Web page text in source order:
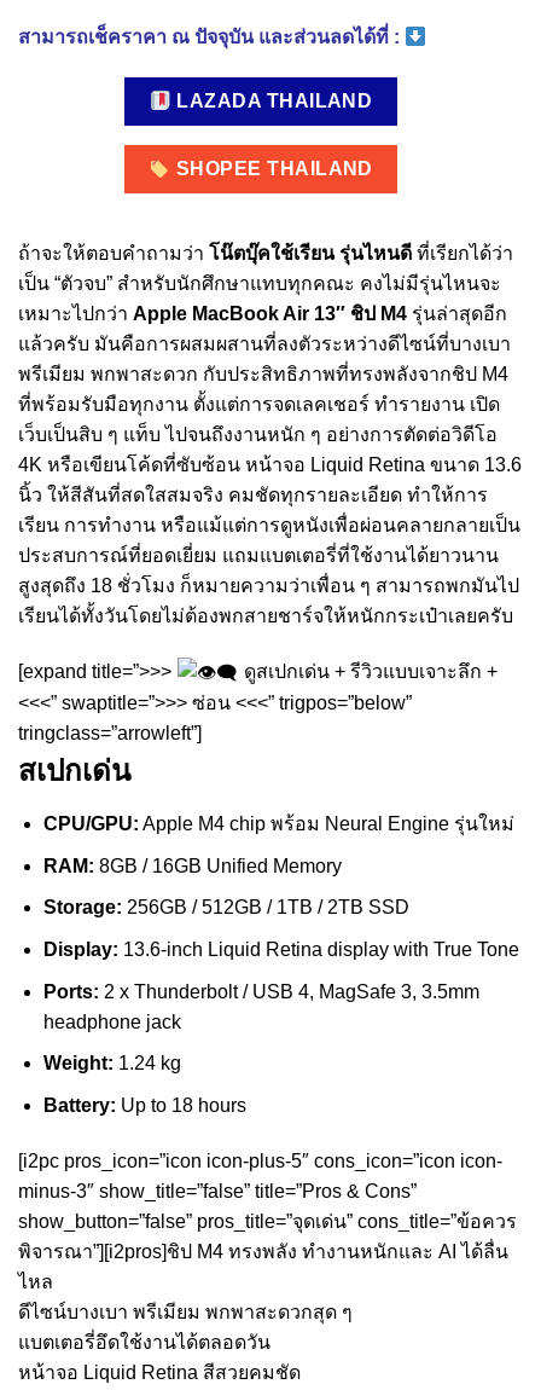
สามารถเช็คราคา ณ ปัจจุบัน และส่วนลดได้ที่ :
LAZADA THAILAND
SHOPEE THAILAND
ถ้าจะให้ตอบคำถามว่า โน๊ตบุ๊คใช้เรียน รุ่นไหนดี ที่เรียกได้ว่า
เป็น “ตัวจบ” สำหรับนักศึกษาแทบทุกคณะ คงไม่มีรุ่นไหนจะ
เหมาะไปกว่า Apple MacBook Air 13″ ชิป M4 รุ่นล่าสุดอีก
แล้วครับ มันคือการผสมผสานที่ลงตัวระหว่างดีไซน์ที่บางเบา
พรีเมียม พกพาสะดวก กับประสิทธิภาพที่ทรงพลังจากชิป M4
ที่พร้อมรับมือทุกงาน ตั้งแต่การจดเลคเชอร์ ทำรายงาน เปิด
เว็บเป็นสิบ ๆ แท็บ ไปจนถึงงานหนัก ๆ อย่างการตัดต่อวิดีโอ
4K หรือเขียนโค้ดที่ซับซ้อน หน้าจอ Liquid Retina ขนาด 13.6
นิ้ว ให้สีสันที่สดใสสมจริง คมชัดทุกรายละเอียด ทำให้การ
เรียน การทำงาน หรือแม้แต่การดูหนังเพื่อผ่อนคลายกลายเป็น
ประสบการณ์ที่ยอดเยี่ยม แถมแบตเตอรี่ที่ใช้งานได้ยาวนาน
สูงสุดถึง 18 ชั่วโมง ก็หมายความว่าเพื่อน ๆ สามารถพกมันไป
เรียนได้ทั้งวันโดยไม่ต้องพกสายชาร์จให้หนักกระเป๋าเลยครับ
[expand title=”>>>
ดูสเปกเด่น + รีวิวแบบเจาะลึก +
<<<” swaptitle=”>>> ซ่อน <<<” trigpos=”below”
tringclass=”arrowleft”]
สเปกเด่น
CPU/GPU: Apple M4 chip พร้อม Neural Engine รุ่นใหม่
RAM: 8GB / 16GB Unified Memory
Storage: 256GB / 512GB / 1TB / 2TB SSD
Display: 13.6-inch Liquid Retina display with True Tone
Ports: 2 x Thunderbolt / USB 4, MagSafe 3, 3.5mm
headphone jack
Weight: 1.24 kg
Battery: Up to 18 hours
[i2pc pros_icon=”icon icon-plus-5″ cons_icon=”icon icon-
minus-3″ show_title=”false” title=”Pros & Cons”
show_button=”false” pros_title=”จุดเด่น” cons_title=”ข้อควร
พิจารณา”][i2pros]ชิป M4 ทรงพลัง ทำงานหนักและ AI ได้ลื่น
ไหล
ดีไซน์บางเบา พรีเมียม พกพาสะดวกสุด ๆ
แบตเตอรี่อึดใช้งานได้ตลอดวัน
หน้าจอ Liquid Retina สีสวยคมชัด